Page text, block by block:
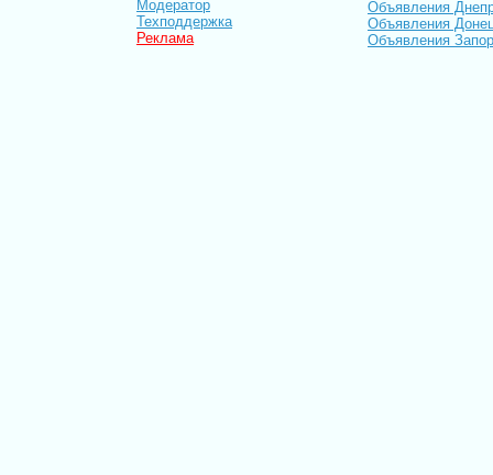
Модератор
Техподдержка
Реклама
Объявления
Объявления
Объявления